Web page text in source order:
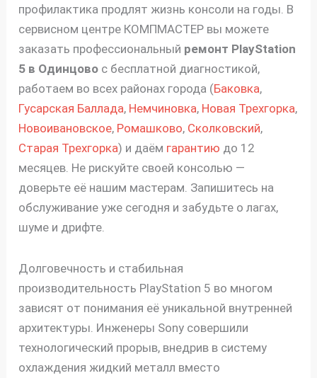
профилактика продлят жизнь консоли на годы. В
сервисном центре КОМПМАСТЕР вы можете
заказать профессиональный ремонт PlayStation
5 в Одинцово с бесплатной диагностикой,
работаем во всех районах города (Баковка,
Гусарская Баллада, Немчиновка, Новая Трехгорка,
Новоивановское, Ромашково, Сколковский,
Старая Трехгорка) и даём гарантию до 12
месяцев. Не рискуйте своей консолью —
доверьте её нашим мастерам. Запишитесь на
обслуживание уже сегодня и забудьте о лагах,
шуме и дрифте.
Долговечность и стабильная
производительность PlayStation 5 во многом
зависят от понимания её уникальной внутренней
архитектуры. Инженеры Sony совершили
технологический прорыв, внедрив в систему
охлаждения жидкий металл вместо